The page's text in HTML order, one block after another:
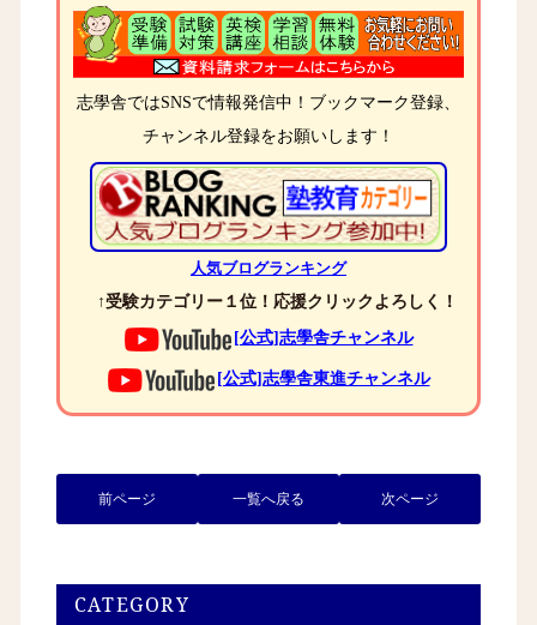
志學舎ではSNSで情報発信中！ブックマーク登録、
チャンネル登録をお願いします！
人気ブログランキング
↑受験カテゴリー１位！応援クリックよろしく！
[公式]志學舎チャンネル
[公式]志學舎東進チャンネル
前ページ 一覧へ戻る 次ページ
CATEGORY